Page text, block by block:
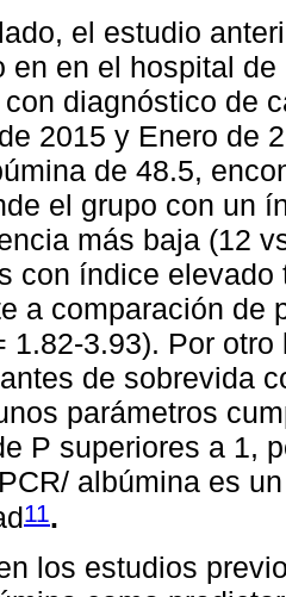
el estudio
en en el hospital
diagnóstico de
2015 y Enero de
de 48.5,
el grupo con un
más baja (12
con índice
a comparación de
1.82-3.93). Por
de sobrevida
parámetros
P superiores a 1,
albúmina es
11.
los estudios